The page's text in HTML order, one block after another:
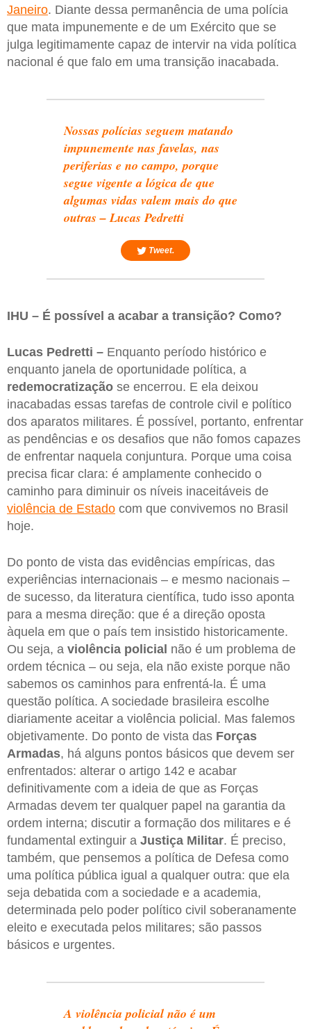
Janeiro. Diante dessa permanência de uma polícia
que mata impunemente e de um Exército que se
julga legitimamente capaz de intervir na vida política
nacional é que falo em uma transição inacabada.
Nossas polícias seguem matando
impunemente nas favelas, nas
periferias e no campo, porque
segue vigente a lógica de que
algumas vidas valem mais do que
outras – Lucas Pedretti
Tweet.
IHU – É possível a acabar a transição? Como?
Lucas Pedretti – Enquanto período histórico e
enquanto janela de oportunidade política, a
redemocratização se encerrou. E ela deixou
inacabadas essas tarefas de controle civil e político
dos aparatos militares. É possível, portanto, enfrentar
as pendências e os desafios que não fomos capazes
de enfrentar naquela conjuntura. Porque uma coisa
precisa ficar clara: é amplamente conhecido o
caminho para diminuir os níveis inaceitáveis de
violência de Estado com que convivemos no Brasil
hoje.
Do ponto de vista das evidências empíricas, das
experiências internacionais – e mesmo nacionais –
de sucesso, da literatura científica, tudo isso aponta
para a mesma direção: que é a direção oposta
àquela em que o país tem insistido historicamente.
Ou seja, a violência policial não é um problema de
ordem técnica – ou seja, ela não existe porque não
sabemos os caminhos para enfrentá-la. É uma
questão política. A sociedade brasileira escolhe
diariamente aceitar a violência policial. Mas falemos
objetivamente. Do ponto de vista das Forças
Armadas, há alguns pontos básicos que devem ser
enfrentados: alterar o artigo 142 e acabar
definitivamente com a ideia de que as Forças
Armadas devem ter qualquer papel na garantia da
ordem interna; discutir a formação dos militares e é
fundamental extinguir a Justiça Militar. É preciso,
também, que pensemos a política de Defesa como
uma política pública igual a qualquer outra: que ela
seja debatida com a sociedade e a academia,
determinada pelo poder político civil soberanamente
eleito e executada pelos militares; são passos
básicos e urgentes.
A violência policial não é um